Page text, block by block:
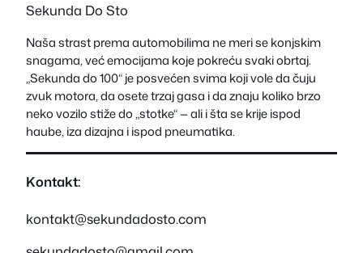
Sekunda Do Sto
Naša strast prema automobilima ne meri se konjskim
snagama, već emocijama koje pokreću svaki obrtaj.
„Sekunda do 100“ je posvećen svima koji vole da čuju
zvuk motora, da osete trzaj gasa i da znaju koliko brzo
neko vozilo stiže do „stotke“ — ali i šta se krije ispod
haube, iza dizajna i ispod pneumatika.
Kontakt:
kontakt@sekundadosto.com